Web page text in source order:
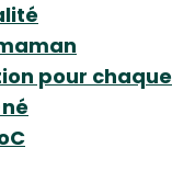
pour chaque